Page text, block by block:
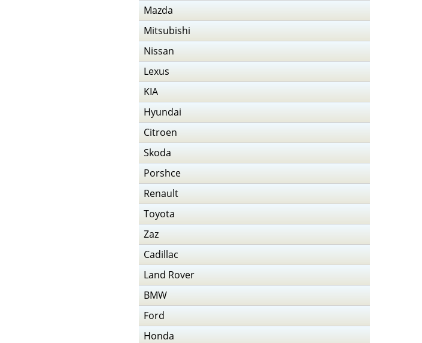
Mazda
Mitsubishi
Nissan
Lexus
KIA
Hyundai
Citroen
Skoda
Porshce
Renault
Toyota
Zaz
Cadillac
Land Rover
BMW
Ford
Honda